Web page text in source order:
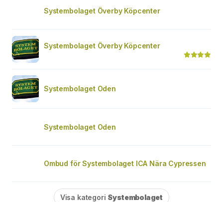
Systembolaget Överby Köpcenter
Systembolaget Överby Köpcenter
Systembolaget Oden
Systembolaget Oden
Ombud för Systembolaget ICA Nära Cypressen
Visa kategori Systembolaget